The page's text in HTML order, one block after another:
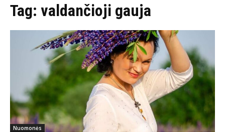
Tag: valdančioji gauja
Nuomonės